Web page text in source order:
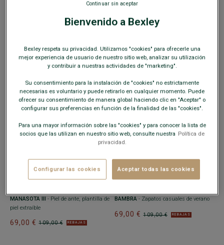
MOCASÍN DE HOMBRE EN ANTE
109,00 €
69,00 €
MOCASÍN HOMBRE ANTE ROSA -
FERGUSON - Ante sobre suela driver de
109,00 €
69,00 € REBAJAS
MANASOTA III - Piel de ante, plantilla de
piel extraíble
109,00 €
69,00 € REBAJAS
BAMBRA - Zapatos casuales de verano
109,00 €
69,00 € REBAJAS
Bienvenido a Bexley
Bexley respeta su privacidad. Utilizamos "cookies" para ofrecerle una
mejor experiencia de usuario de nuestro sitio web, analizar su utilización
y contribuir a nuestras actividades de "marketing".
Su consentimiento para la instalación de "cookies" no estrictamente
necesarias es voluntario y puede retirarlo en cualquier momento. Puede
ofrecer su consentimiento de manera global haciendo clic en "Aceptar" o
configurar sus preferencias en función de la finalidad de las "cookies".
Para una mayor información sobre las "cookies" y para conocer la lista de
socios que las utilizan en nuestro sitio web, consulte nuestra Política de
privacidad.
Configurar las cookies Aceptar todas las cookies
Continuar sin aceptar